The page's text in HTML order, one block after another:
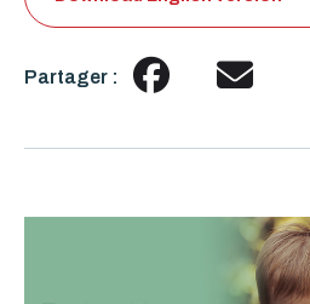
Partager :